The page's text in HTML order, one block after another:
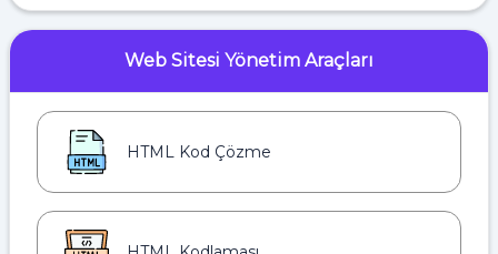
Web Sitesi Yönetim Araçları
HTML Kod Çözme